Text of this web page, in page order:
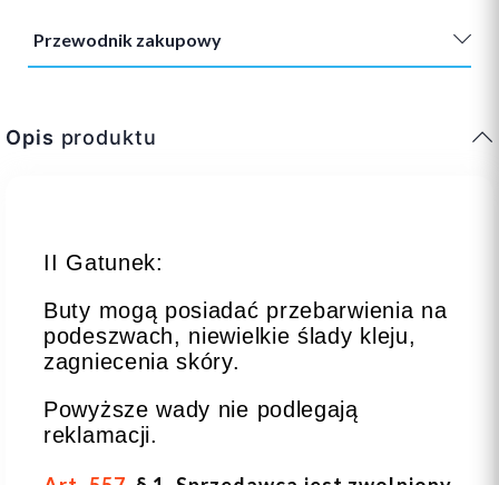
Przewodnik zakupowy
Opis produktu
II Gatunek:
Buty mogą posiadać przebarwienia na
podeszwach, niewielkie ślady kleju,
zagniecenia skóry.
Powyższe wady nie podlegają
reklamacji.